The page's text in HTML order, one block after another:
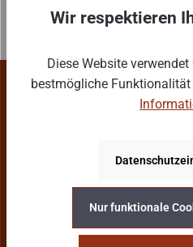
Öffnungszeiten
Wir respektieren
Diese Website
bestmögliche
Nur funktionale